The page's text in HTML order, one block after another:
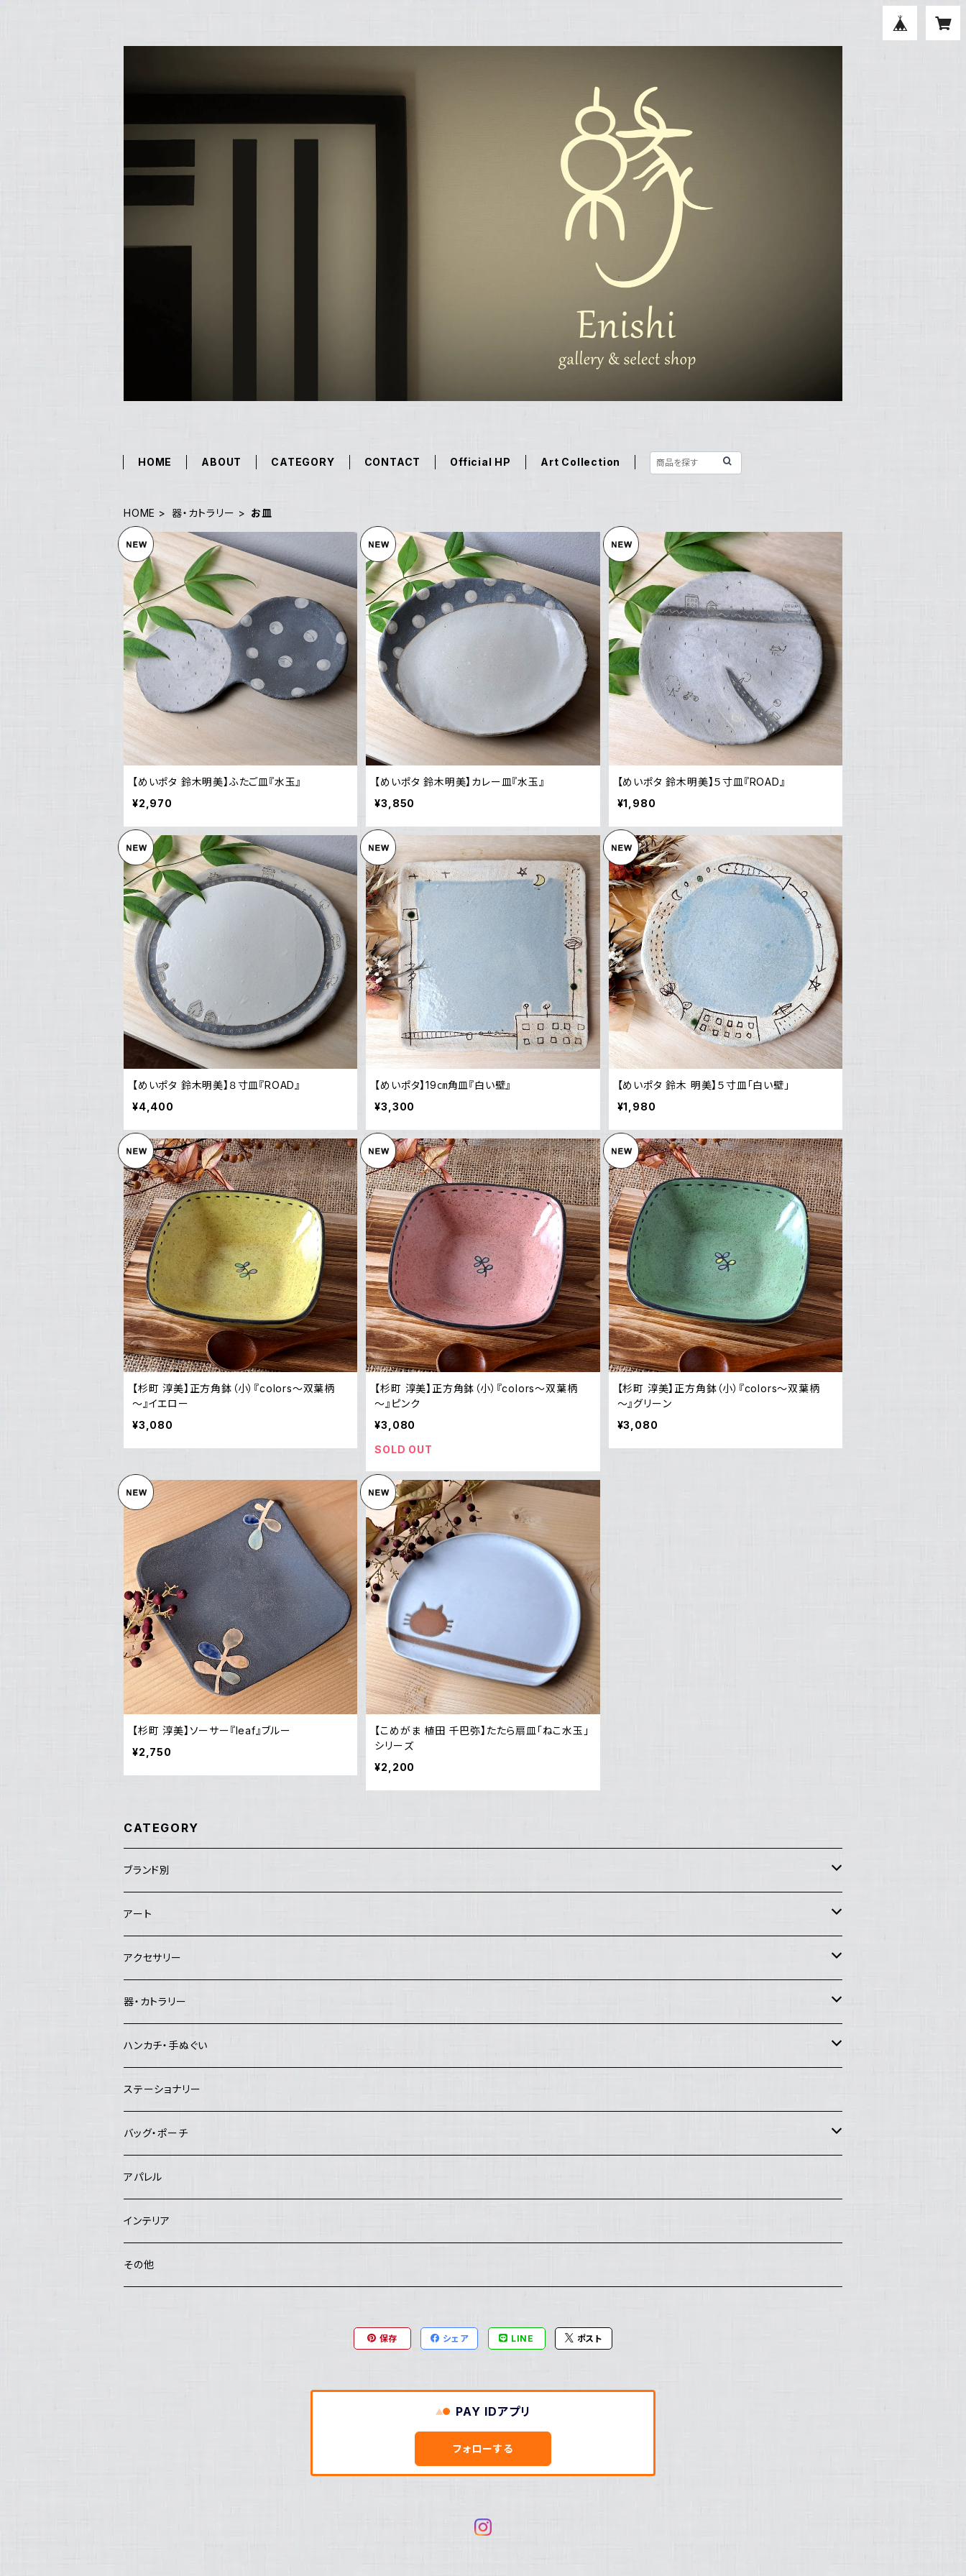
HOME ABOUT CATEGORY CONTACT Official HP Art Collection
HOME 器・カトラリー お皿
【めいポタ 鈴木明美】ふたご皿『水玉』
¥2,970
【めいポタ 鈴木明美】カレー皿『水玉』
¥3,850
【めいポタ 鈴木明美】５寸皿『ROAD』
¥1,980
【めいポタ 鈴木明美】８寸皿『ROAD』
¥4,400
【めいポタ】19㎝角皿『白い壁』
¥3,300
【めいポタ 鈴木 明美】５寸皿「白い壁」
¥1,980
【杉町 淳美】正方角鉢（小）『colors～双葉柄
～』イエロー
¥3,080
【杉町 淳美】正方角鉢（小）『colors～双葉柄
～』ピンク
¥3,080
SOLD OUT
【杉町 淳美】正方角鉢（小）『colors～双葉柄
～』グリーン
¥3,080
【杉町 淳美】ソーサー『leaf』ブルー
¥2,750
【こめがま 植田 千巴弥】たたら扇皿「ねこ水玉」
シリーズ
¥2,200
CATEGORY
ブランド別
アートセンターHANA
Good job!center
Lemon Works
and.Basic
夜長堂
工房まる
はんぷ工房 結
studio COOKA
poRiff
アート
エイブルアート
その他のアート
アクセサリー
ピアス
イヤリング
リング
ブローチ
ヘアピン
器・カトラリー
マグカップ・コーヒーカップ・湯飲み
急須・ポット
お茶碗
お皿
鉢
花器・置物・オブジェ
ハンカチ・手ぬぐい
ハンカチ
手ぬぐい
ステーショナリー
バッグ・ポーチ
バッグ
ポーチ
アパレル
インテリア
その他
保存 シェア LINE ポスト
PAY IDアプリ
フォローする